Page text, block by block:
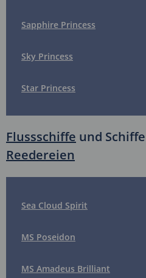
Sapphire Princess
Sky Princess
Star Princess
Flussschiffe und
Reedereien
Sea Cloud Spirit
MS Poseidon
MS Amadeus Brilliant